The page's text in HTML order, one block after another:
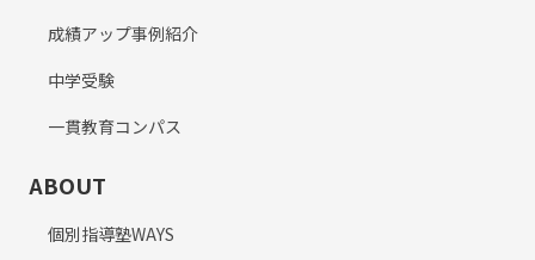
成績アップ事例紹介
中学受験
一貫教育コンパス
ABOUT
個別指導塾WAYS